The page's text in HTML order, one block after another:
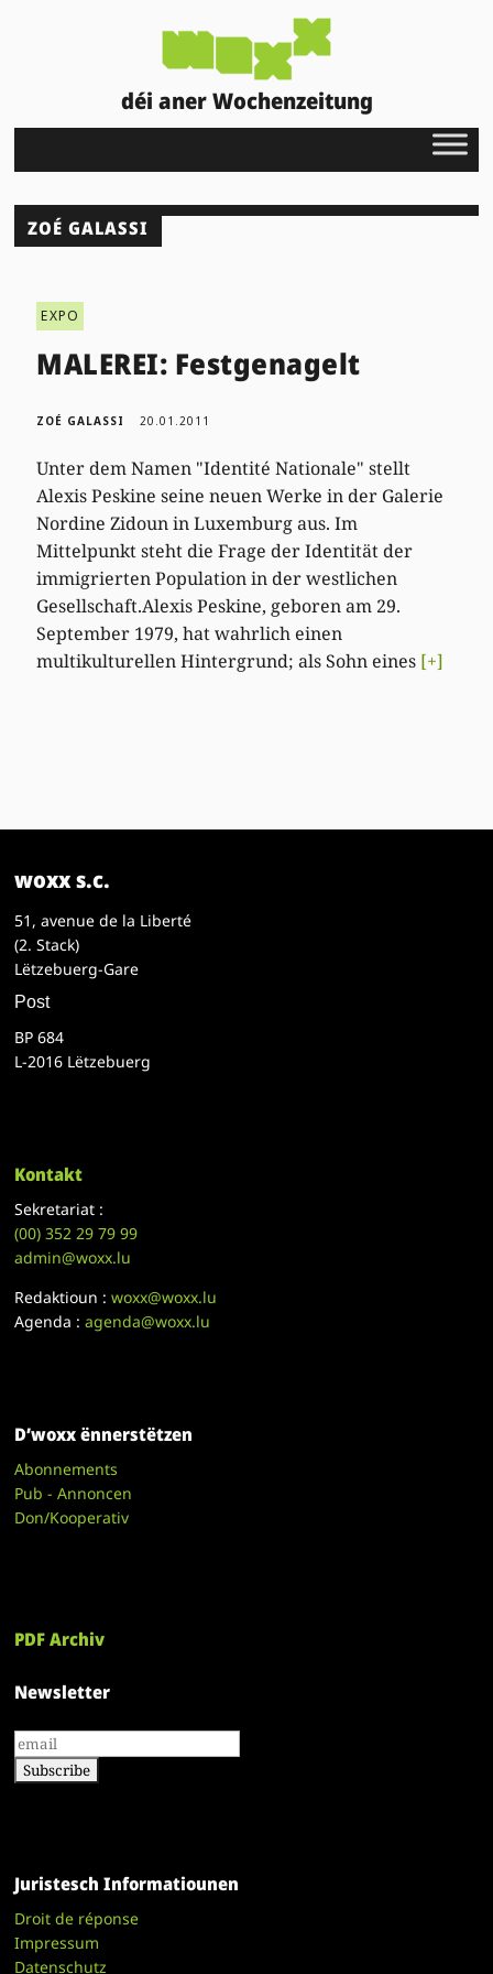
déi aner Wochenzeitung
ZOÉ GALASSI
EXPO
MALEREI: Festgenagelt
ZOÉ GALASSI 20.01.2011
Unter dem Namen "Identité Nationale" stellt
Alexis Peskine seine neuen Werke in der Galerie
Nordine Zidoun in Luxemburg aus. Im
Mittelpunkt steht die Frage der Identität der
immigrierten Population in der westlichen
Gesellschaft.Alexis Peskine, geboren am 29.
September 1979, hat wahrlich einen
multikulturellen Hintergrund; als Sohn eines [+]
woxx s.c.
51, avenue de la Liberté
(2. Stack)
Lëtzebuerg-Gare
Post
BP 684
L-2016 Lëtzebuerg
Kontakt
Sekretariat :
(00)352 29 79 99
admin@woxx.lu
Redaktioun :woxx@woxx.lu
Agenda :agenda@woxx.lu
D’woxx ënnerstëtzen
Abonnements
Pub - Annoncen
Don/Kooperativ
PDF Archiv
Newsletter
Juristesch Informatiounen
Droit de réponse
Impressum
Datenschutz